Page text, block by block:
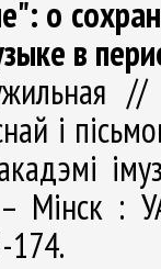
о
в
//
і
Мінск :
174.